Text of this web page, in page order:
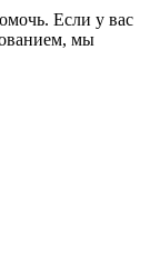
Если у вас
мы